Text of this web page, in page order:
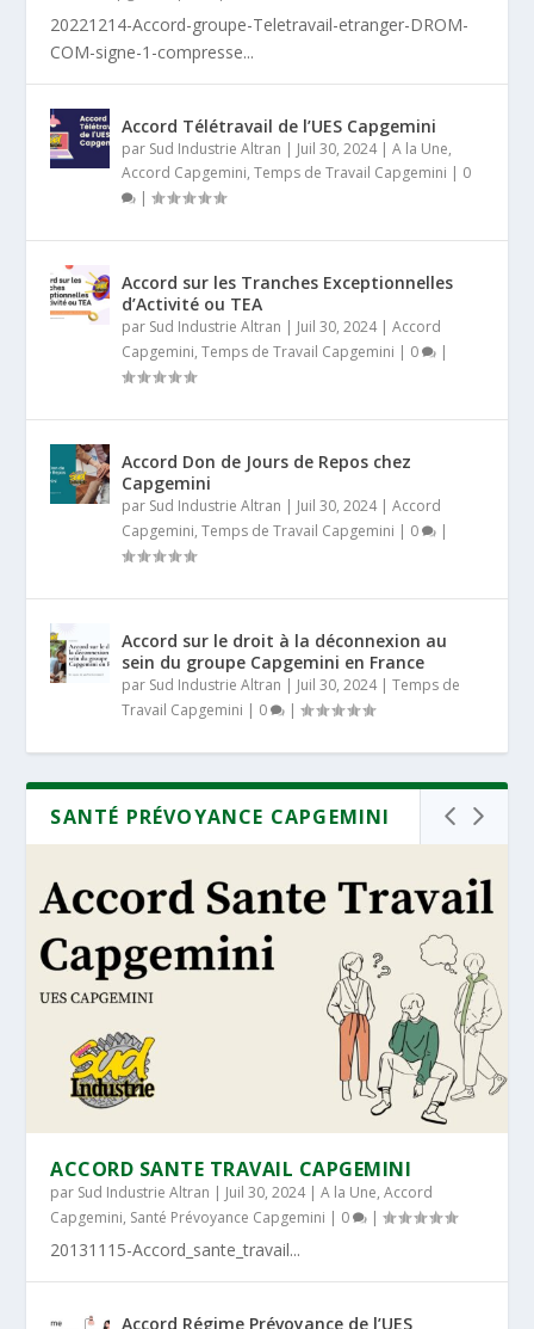
20221214-Accord-groupe-Teletravail-etranger-DROM-
COM-signe-1-compresse...
Accord Télétravail de l’UES Capgemini
par Sud Industrie Altran | Juil 30, 2024|A la Une,
Accord Capgemini,Temps de Travail Capgemini | 0
|
Accord sur les Tranches Exceptionnelles
d’Activité ou TEA
par Sud Industrie Altran | Juil 30, 2024|Accord
Capgemini,Temps de Travail Capgemini | 0 |
Accord Don de Jours de Repos chez
Capgemini
par Sud Industrie Altran | Juil 30, 2024|Accord
Capgemini,Temps de Travail Capgemini | 0 |
Accord sur le droit à la déconnexion au
sein du groupe Capgemini en France
par Sud Industrie Altran | Juil 30, 2024|Temps de
Travail Capgemini | 0 |
SANTÉ PRÉVOYANCE CAPGEMINI
ACCORD SANTE TRAVAIL CAPGEMINI
par Sud Industrie Altran | Juil 30, 2024|A la Une,Accord
Capgemini, Santé Prévoyance Capgemini | 0 |
20131115-Accord_sante_travail...
Accord Régime Prévoyance de l’UES